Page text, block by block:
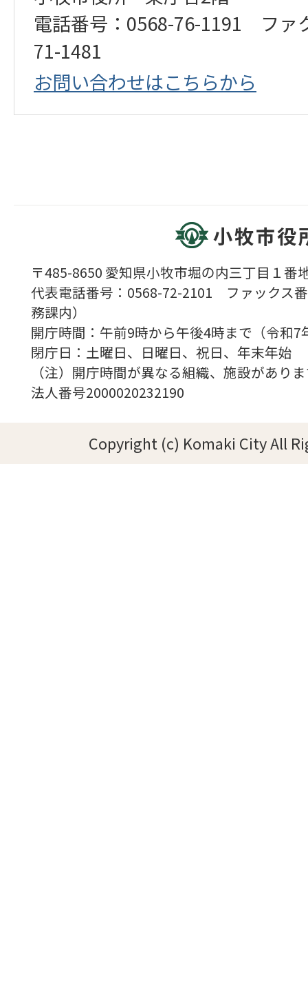
電話番号：0568-76-1191 ファ
71-1481
お問い合わせはこちらから
小牧市役
〒485-8650 愛知県小牧市堀の内三丁目１番
代表電話番号：0568-72-2101 ファックス
務課内）
開庁時間：午前9時から午後4時まで（令
閉庁日：土曜日、日曜日、祝日、年末年始
（注）開庁時間が異なる組織、施設があり
法人番号2000020232190
Copyright (c) Komaki City All